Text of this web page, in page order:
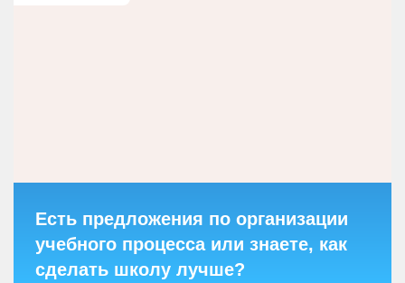
Есть предложения по организации
учебного процесса или знаете, как
сделать школу лучше?